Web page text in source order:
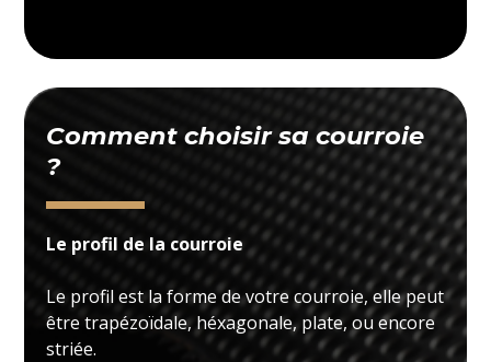
Comment choisir sa courroie
?
Le profil de la courroie
Le profil est la forme de votre courroie, elle peut
être trapézoïdale, héxagonale, plate, ou encore
striée.